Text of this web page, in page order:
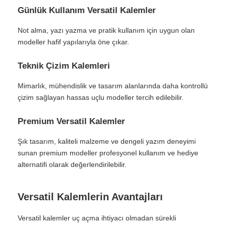
Günlük Kullanım Versatil Kalemler
Not alma, yazı yazma ve pratik kullanım için uygun olan
modeller hafif yapılarıyla öne çıkar.
Teknik Çizim Kalemleri
Mimarlık, mühendislik ve tasarım alanlarında daha kontrollü
çizim sağlayan hassas uçlu modeller tercih edilebilir.
Premium Versatil Kalemler
Şık tasarım, kaliteli malzeme ve dengeli yazım deneyimi
sunan premium modeller profesyonel kullanım ve hediye
alternatifi olarak değerlendirilebilir.
Versatil Kalemlerin Avantajları
Versatil kalemler uç açma ihtiyacı olmadan sürekli